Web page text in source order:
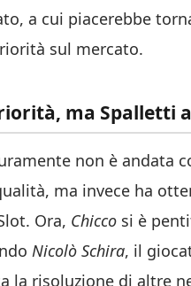
a cui piacerebbe
sul mercato.
ma Spalletti
non è andata
ma invece ha
Ora, Chicco si è
Nicolò Schira, il
la risoluzione di altre